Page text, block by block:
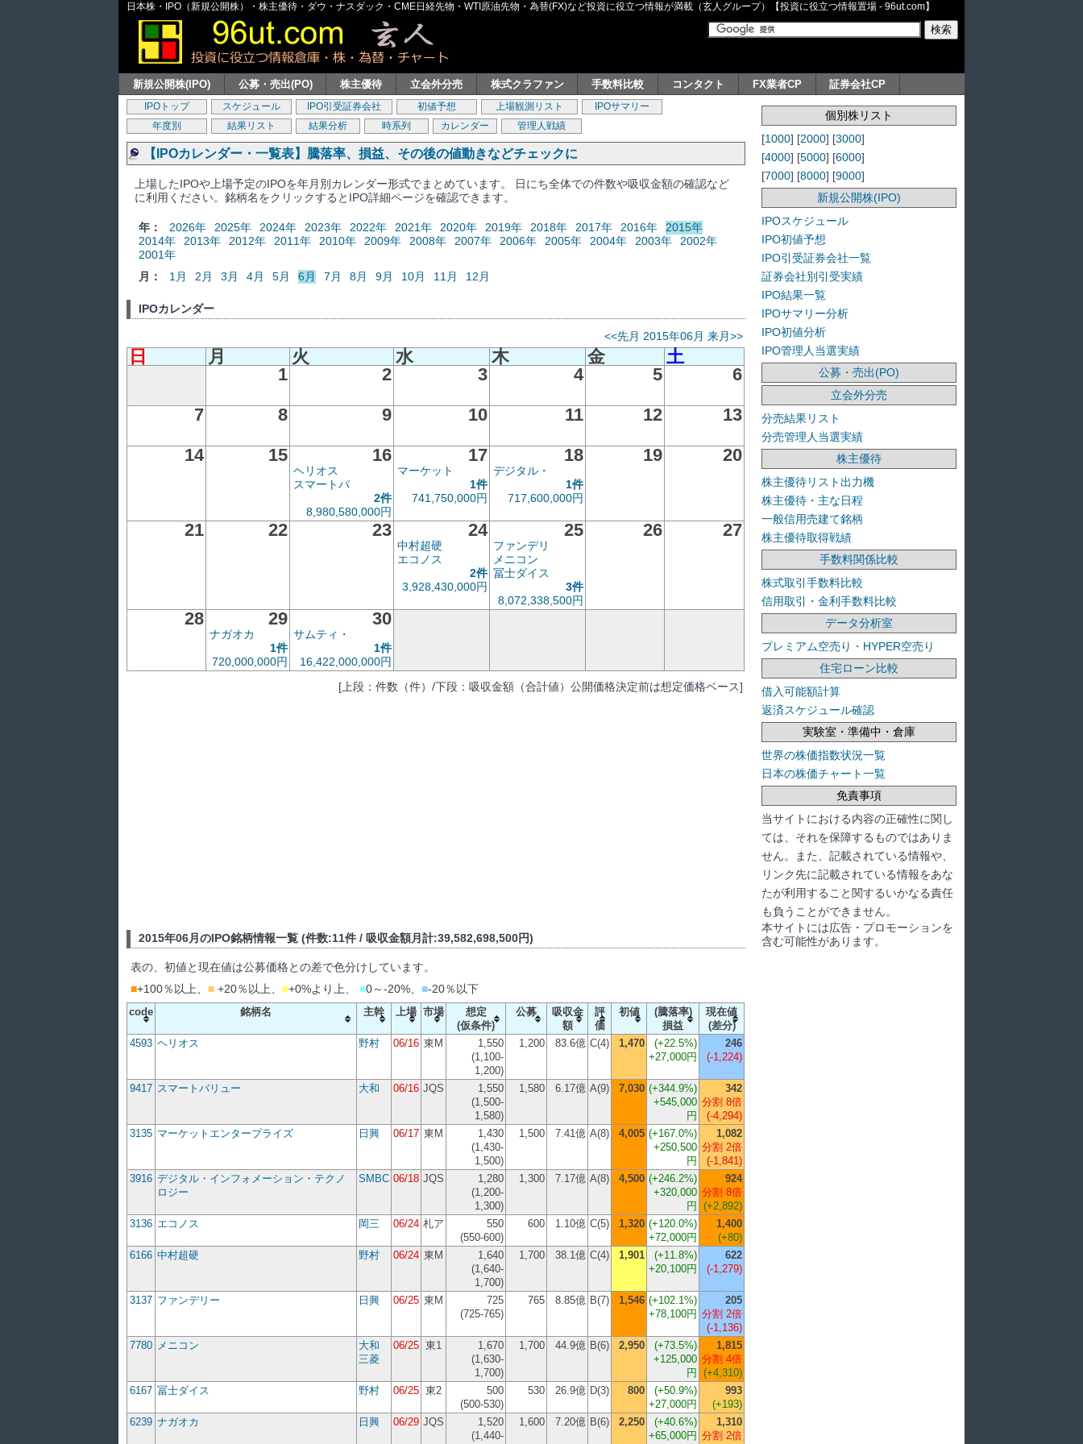
日本株・IPO（新規公開株）・株主優待・ダウ・ナスダック・CME日経先物・WTI原油先物・為替(FX)など投資に役立つ情報が満載（玄人グループ）【投資に役立つ情報置場 - 96ut.com】
新規公開株(IPO) 公募・売出(PO) 株主優待 立会外分売 株式クラファン 手数料比較 コンタクト FX業者CP 証券会社CP
IPOトップ スケジュール IPO引受証券会社 初値予想 上場観測リスト
IPOサマリー
年度別
結果リスト 結果分析 時系列 カレンダー 管理人戦績
【IPOカレンダー・一覧表】騰落率、損益、その後の値動きなどチェックに
上場したIPOや上場予定のIPOを年月別カレンダー形式でまとめています。 日にち全体での件数や吸収金額の確認など
に利用ください。銘柄名をクリックするとIPO詳細ページを確認できます。
年： 2026年 2025年 2024年 2023年 2022年 2021年 2020年 2019年 2018年 2017年 2016年
2015年
2014年
2013年 2012年 2011年 2010年 2009年 2008年 2007年 2006年 2005年 2004年 2003年
2002年
2001年
月：
1月 2月 3月 4月 5月 6月 7月 8月 9月 10月 11月 12月
IPOカレンダー
<<先月 2015年06月 来月>>
日 月 火 水 木 金
土
1
2 3 4 5
6
7
8 9 10 11 12
13
14
15 16
ヘリオス
スマートバ
2件
8,980,580,000円
17
マーケット
1件
741,750,000円
18
デジタル・
1件
717,600,000円
19 20
21 22 23 24
中村超硬
エコノス
2件
3,928,430,000円
25
ファンデリ
メニコン
冨士ダイス
3件
8,072,338,500円
26 27
28 29
ナガオカ
1件
720,000,000円
30
サムティ・
1件
16,422,000,000円
[上段：件数（件）/下段：吸収金額（合計値）公開価格決定前は想定価格ベース]
2015年06月のIPO銘柄情報一覧 (件数:11件 / 吸収金額月計:39,582,698,500円)
表の、初値と現在値は公募価格との差で色分けしています。
■+100％以上、 ■ +20％以上、 ■+0%より上、 ■0～-20%、 ■-20％以下
code 銘柄名 主幹 上場 市場
想定
(仮条件)
公募
吸収金
額
評
価
初値
(騰落率)
損益
現在値
(差分)
4593 ヘリオス 野村 06/16 東M
1,550
(1,100-
1,200)
1,200 83.6億 C(4) 1,470 (+22.5%)
+27,000円
246
(-1,224)
9417 スマートバリュー 大和 06/16 JQS
1,550
(1,500-
1,580)
1,580 6.17億 A(9) 7,030 (+344.9%)
+545,000
円
342
分割 8倍
(-4,294)
3135 マーケットエンタープライズ 日興 06/17 東M
1,430
(1,430-
1,500)
1,500 7.41億 A(8) 4,005 (+167.0%)
+250,500
円
1,082
分割 2倍
(-1,841)
3916 デジタル・インフォメーション・テクノ
ロジー
SMBC 06/18 JQS
1,280
(1,200-
1,300)
1,300 7.17億 A(8) 4,500 (+246.2%)
+320,000
円
924
分割 8倍
(+2,892)
3136 エコノス 岡三 06/24 札ア
550
(550-600)
600 1.10億 C(5) 1,320 (+120.0%)
+72,000円
1,400
(+80)
6166 中村超硬 野村 06/24 東M
1,640
(1,640-
1,700)
1,700 38.1億 C(4) 1,901 (+11.8%)
+20,100円
622
(-1,279)
3137 ファンデリー 日興 06/25 東M
725
(725-765)
765 8.85億 B(7) 1,546 (+102.1%)
+78,100円
205
分割 2倍
(-1,136)
7780 メニコン
大和
三菱
06/25 東1
1,670
(1,630-
1,700)
1,700 44.9億 B(6) 2,950 (+73.5%)
+125,000
円
1,815
分割 4倍
(+4,310)
6167 冨士ダイス 野村 06/25 東2
500
(500-530)
530 26.9億 D(3) 800 (+50.9%)
+27,000円
993
(+193)
6239 ナガオカ 日興 06/29 JQS
1,520
(1,440-
1,600 7.20億 B(6) 2,250 (+40.6%)
+65,000円
1,310
分割 2倍
個別株リスト
[1000] [2000] [3000]
[4000] [5000] [6000]
[7000] [8000] [9000]
新規公開株(IPO)
IPOスケジュール
IPO初値予想
IPO引受証券会社一覧
証券会社別引受実績
IPO結果一覧
IPOサマリー分析
IPO初値分析
IPO管理人当選実績
公募・売出(PO)
立会外分売
分売結果リスト
分売管理人当選実績
株主優待
株主優待リスト出力機
株主優待・主な日程
一般信用売建て銘柄
株主優待取得戦績
手数料関係比較
株式取引手数料比較
信用取引・金利手数料比較
データ分析室
プレミアム空売り・HYPER空売り
住宅ローン比較
借入可能額計算
返済スケジュール確認
実験室・準備中・倉庫
世界の株価指数状況一覧
日本の株価チャート一覧
免責事項
当サイトにおける内容の正確性に関し
ては、それを保障するものではありま
せん。また、記載されている情報や、
リンク先に記載されている情報をあな
たが利用すること関するいかなる責任
も負うことができません。
本サイトには広告・プロモーションを
含む可能性があります。